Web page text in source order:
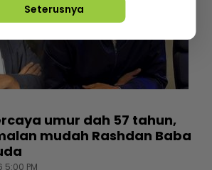
umur dah 57 tahun,
mudah Rashdan Baba
PM
Seterusnya